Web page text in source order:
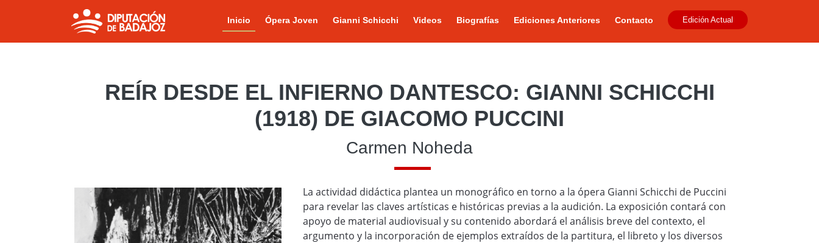
Inicio Ópera Joven Gianni Schicchi Videos Biografías Ediciones Anteriores Contacto Edición Actual
REÍR DESDE EL INFIERNO DANTESCO: GIANNI SCHICCHI
(1918) DE GIACOMO PUCCINI
Carmen Noheda
La actividad didáctica plantea un monográfico en torno a la ópera Gianni Schicchi de Puccini
para revelar las claves artísticas e históricas previas a la audición. La exposición contará con
apoyo de material audiovisual y su contenido abordará el análisis breve del contexto, el
argumento y la incorporación de ejemplos extraídos de la partitura, el libreto y los diversos